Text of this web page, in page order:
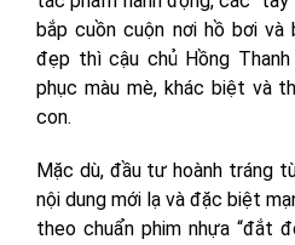
bắp cuồn cuộn nơi hồ bơi
đẹp thì cậu chủ Hồng
phục màu mè, khác biệt và
con.
Mặc dù, đầu tư hoành tráng
nội dung mới lạ và đặc biệt
theo chuẩn phim nhựa “đắt